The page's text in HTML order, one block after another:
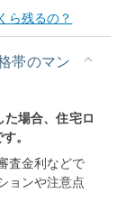
ら残るの？
帯のマン
場合、住宅ロ
。
査金利などで
ョンや注意点